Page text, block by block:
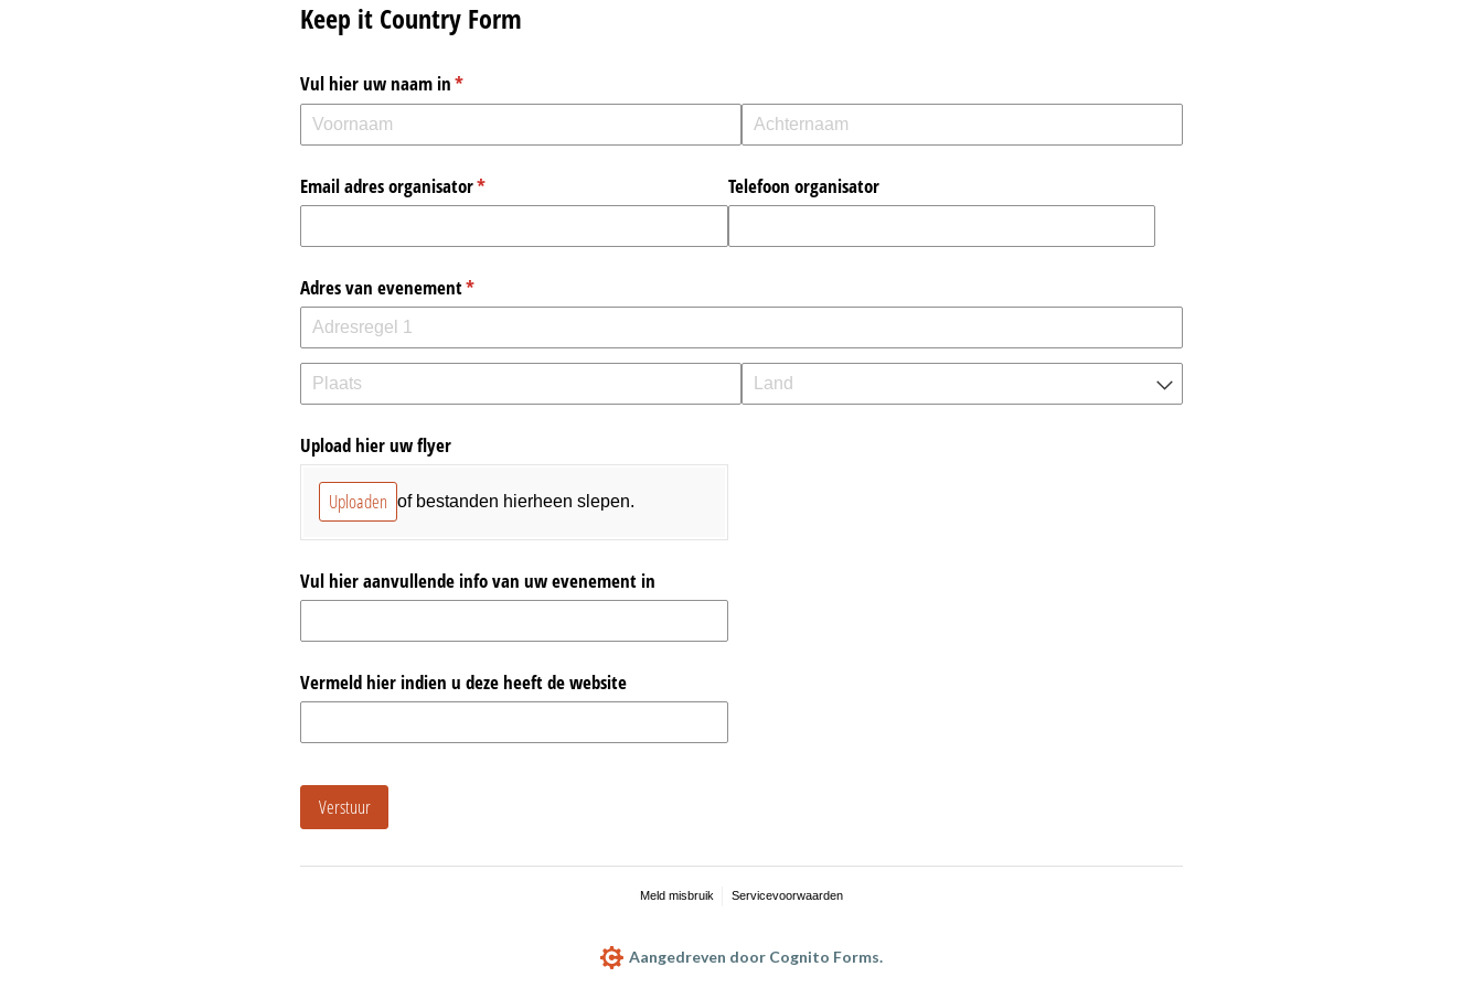
Keep it Country Form
Vul hier uw naam in*
(is vereist)
Email adres organisator*
(is vereist) Telefoon organisator
Adres van evenement*
(is vereist)
Upload hier uw flyer
Uploaden of bestanden hierheen slepen.
Vul hier aanvullende info van uw evenement in
Vermeld hier indien u deze heeft de website
Verstuur
Meld misbruik Servicevoorwaarden
Aangedreven door Cognito Forms.